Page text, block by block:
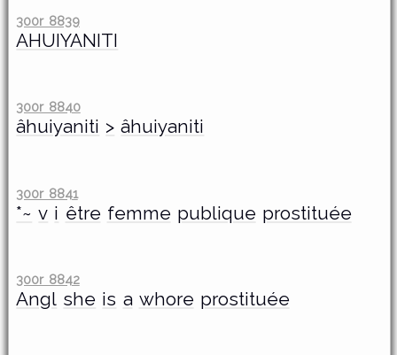
300r 8839
AHUIYANITI
300r 8840
âhuiyaniti > âhuiyaniti
300r 8841
*~ v i être femme publique prostituée
300r 8842
Angl she is a whore prostituée